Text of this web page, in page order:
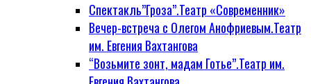
Спектакль”Гроза”.Театр «Современник»
Вечер-встреча с Олегом Анофриевым.Театр
им. Евгения Вахтангова
“Возьмите зонт, мадам Готье”.Театр им.